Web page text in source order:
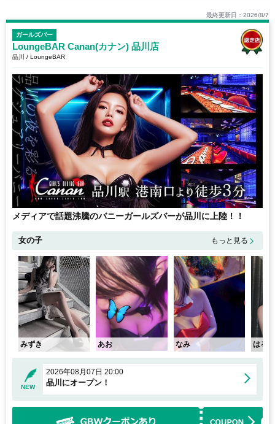
最終更新日：2026/8/7
ガールズバー
LoungeBAR Canan(カナン) 品川店
品川 / LoungeBAR
メディアで話題沸騰のバニーガールズバーが品川に上陸！！
女の子 もっと見る
みずき あお なみ はる
NEW
2026年08月07日 20:00
品川にオープン！